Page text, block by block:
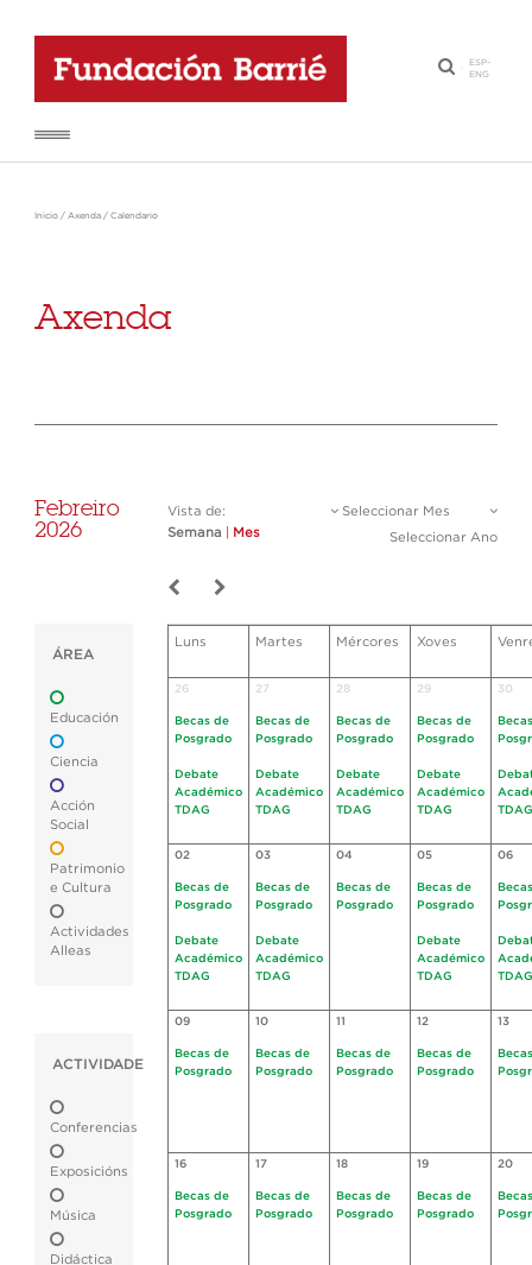
·
ESP-
ENG
Inicio / Axenda / Calendario
Axenda
Febreiro
2026
Vista de:
Semana
Mes
Seleccionar Mes
Seleccionar Ano
ÁREA
Educación
Ciencia
Acción
Social
Patrimonio
e Cultura
Actividades
Alleas
ACTIVIDADE
Conferencias
Exposicións
Música
Didáctica
Luns Martes Mércores Xoves
26
Becas de
Posgrado
Debate
Académico
TDAG
27
Becas de
Posgrado
Debate
Académico
TDAG
28
Becas de
Posgrado
Debate
Académico
TDAG
29
Becas de
Posgrado
Debate
Académico
TDAG
30
TDAG
02
Becas de
Posgrado
Debate
Académico
TDAG
03
Becas de
Posgrado
Debate
Académico
TDAG
04
Becas de
Posgrado
05
Becas de
Posgrado
Debate
Académico
TDAG
06
TDAG
09
Becas de
Posgrado
10
Becas de
Posgrado
11
Becas de
Posgrado
12
Becas de
Posgrado
13
16
Becas de
Posgrado
17
Becas de
Posgrado
18
Becas de
Posgrado
19
Becas de
Posgrado
20